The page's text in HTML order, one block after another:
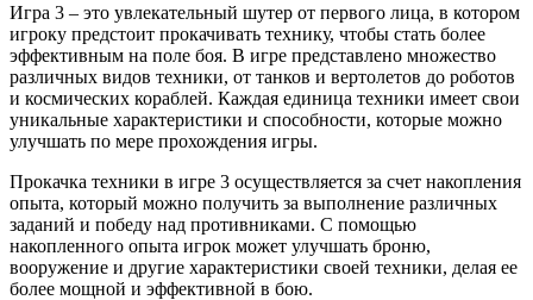
Игра 3 – это увлекательный шутер от первого лица, в котором
игроку предстоит прокачивать технику, чтобы стать более
эффективным на поле боя. В игре представлено множество
различных видов техники, от танков и вертолетов до роботов
и космических кораблей. Каждая единица техники имеет свои
уникальные характеристики и способности, которые можно
улучшать по мере прохождения игры.
Прокачка техники в игре 3 осуществляется за счет накопления
опыта, который можно получить за выполнение различных
заданий и победу над противниками. С помощью
накопленного опыта игрок может улучшать броню,
вооружение и другие характеристики своей техники, делая ее
более мощной и эффективной в бою.